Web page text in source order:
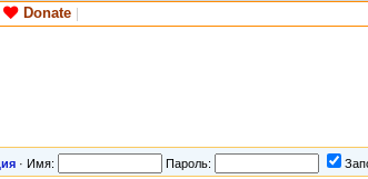
Donate
· Имя: Пароль: